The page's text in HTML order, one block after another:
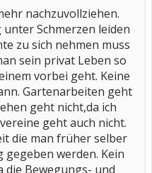
nachzuvollziehen.
Schmerzen leiden
zu sich nehmen muss
sein privat Leben so
vorbei geht. Keine
Gartenarbeiten geht
geht nicht,da ich
geht auch nicht.
die man früher selber
werden. Kein
Bewegungs- und